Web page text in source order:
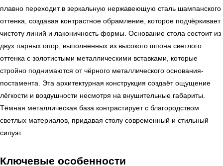
плавно переходит в зеркальную нержавеющую сталь шампанского
оттенка, создавая контрастное обрамление, которое подчёркивает
чистоту линий и лаконичность формы. Основание стола состоит из
двух парных опор, выполненных из высокого шпона светлого
оттенка с золотистыми металлическими вставками, которые
стройно поднимаются от чёрного металлического основания-
постамента. Эта архитектурная конструкция создаёт ощущение
лёгкости и воздушности несмотря на внушительные габариты.
Тёмная металлическая база контрастирует с благородством
светлых материалов, придавая столу современный и стильный
силуэт.
Ключевые особенности